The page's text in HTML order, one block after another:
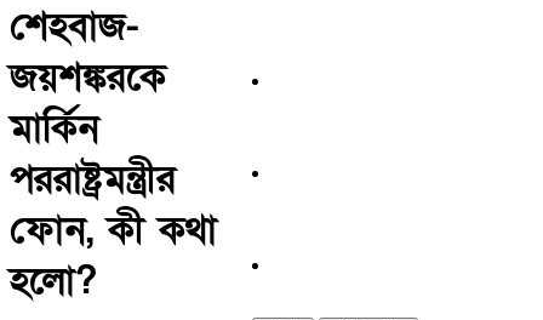
শেহবাজ-
জয়শঙ্করকে
মার্কিন
পররাষ্ট্রমন্ত্রীর
ফোন, কী কথা
হলো?